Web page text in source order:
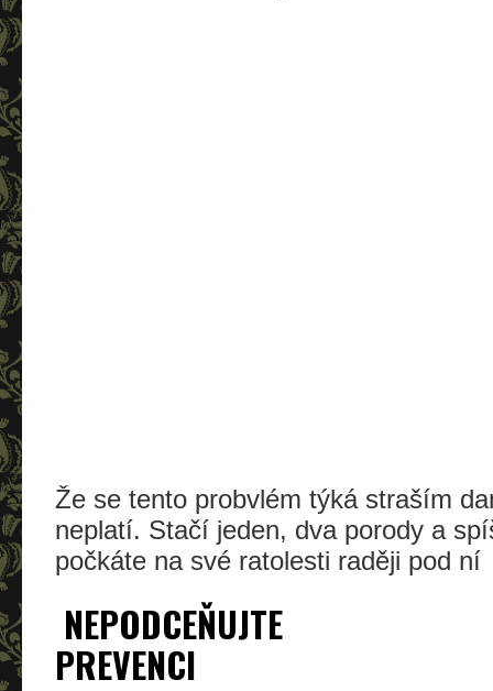
Že se tento probvlém týká straším
neplatí. Stačí jeden, dva porody a
počkáte na své ratolesti raději pod ní
NEPODCEŇUJTE